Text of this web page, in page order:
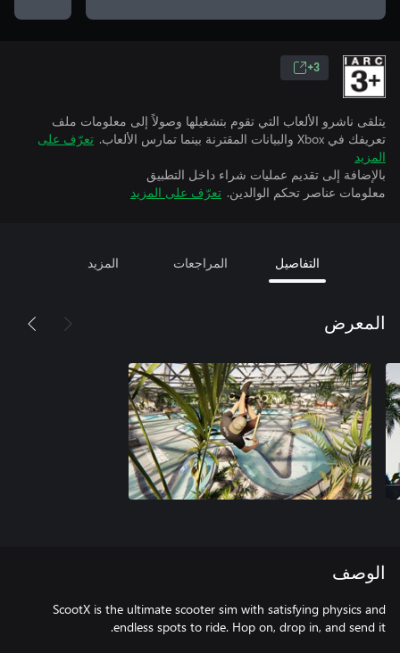
3+
يتلقى ناشرو الألعاب التي تقوم بتشغيلها وصولاً إلى معلومات ملف
تعريفك في Xbox والبيانات المقترنة بينما تمارس الألعاب.
تعرّف على
المزيد
بالإضافة إلى تقديم عمليات شراء داخل التطبيق
معلومات عناصر تحكم الوالدين. تعرّف على المزيد
التفاصيل المراجعات المزيد
المعرض
الوصف
ScootX is the ultimate scooter sim with satisfying physics and